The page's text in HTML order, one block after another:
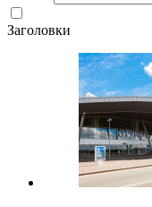
Заголовки